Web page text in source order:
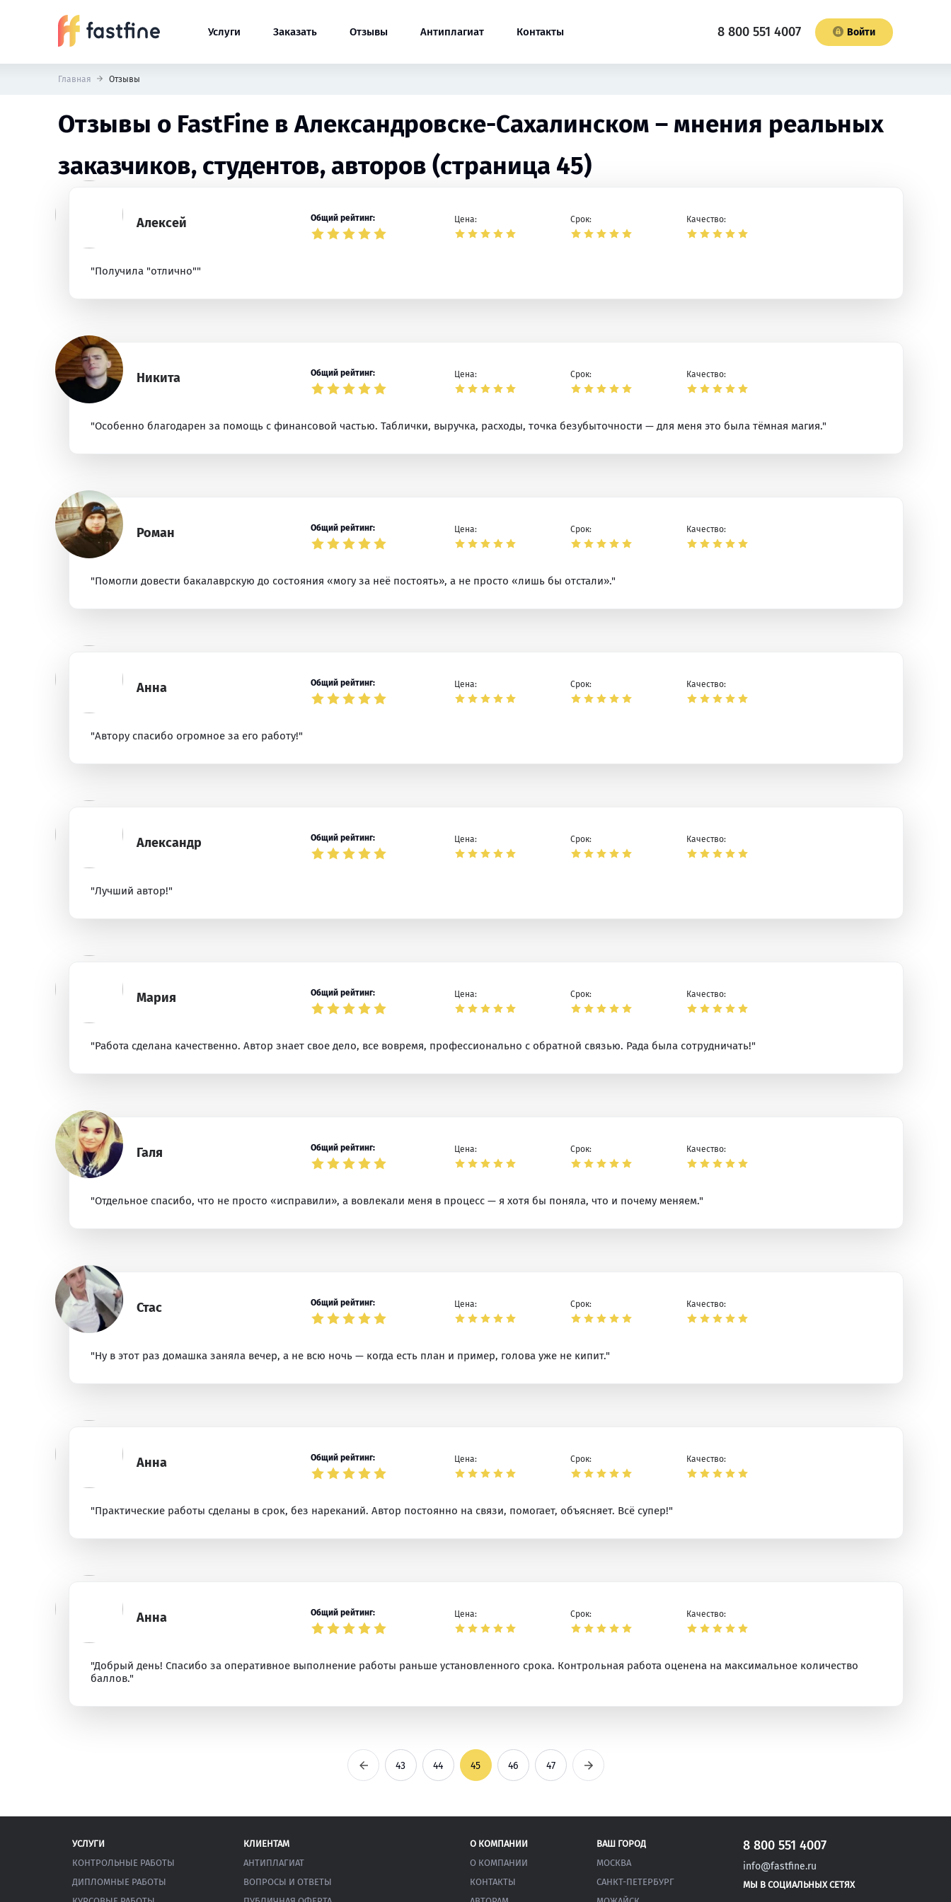
Услуги Заказать Отзывы Антиплагиат Контакты 8 800 551 4007 Войти
Главная Отзывы
Отзывы о FastFine в Александровске-Сахалинском – мнения реальных
заказчиков, студентов, авторов (страница 45)
Алексей Общий рейтинг: Цена: Срок: Качество:
"Получила "отлично""
Никита Общий рейтинг: Цена: Срок: Качество:
"Особенно благодарен за помощь с финансовой частью. Таблички, выручка, расходы, точка безубыточности — для меня это была тёмная магия."
Роман Общий рейтинг: Цена: Срок: Качество:
"Помогли довести бакалаврскую до состояния «могу за неё постоять», а не просто «лишь бы отстали»."
Анна Общий рейтинг: Цена: Срок: Качество:
"Автору спасибо огромное за его работу!"
Александр Общий рейтинг: Цена: Срок: Качество:
"Лучший автор!"
Мария Общий рейтинг: Цена: Срок: Качество:
"Работа сделана качественно. Автор знает свое дело, все вовремя, профессионально с обратной связью. Рада была сотрудничать!"
Галя Общий рейтинг: Цена: Срок: Качество:
"Отдельное спасибо, что не просто «исправили», а вовлекали меня в процесс — я хотя бы поняла, что и почему меняем."
Стас Общий рейтинг: Цена: Срок: Качество:
"Ну в этот раз домашка заняла вечер, а не всю ночь — когда есть план и пример, голова уже не кипит."
Анна Общий рейтинг: Цена: Срок: Качество:
"Практические работы сделаны в срок, без нареканий. Автор постоянно на связи, помогает, объясняет. Всё супер!"
Анна Общий рейтинг: Цена: Срок: Качество:
"Добрый день! Спасибо за оперативное выполнение работы раньше установленного срока. Контрольная работа оценена на максимальное количество
баллов."
Предыдущая
43 44 45 46 47 Следующая
УСЛУГИ
КОНТРОЛЬНЫЕ РАБОТЫ
ДИПЛОМНЫЕ РАБОТЫ
КЛИЕНТАМ
АНТИПЛАГИАТ
ВОПРОСЫ И ОТВЕТЫ
О КОМПАНИИ
О КОМПАНИИ
КОНТАКТЫ
ВАШ ГОРОД
МОСКВА
САНКТ-ПЕТЕРБУРГ
8 800 551 4007
info@fastfine.ru
МЫ В СОЦИАЛЬНЫХ СЕТЯХ